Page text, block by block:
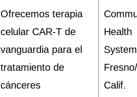
Ofrecemos terapia
celular CAR-T de
vanguardia para el
tratamiento de
cánceres
Health
Calif.